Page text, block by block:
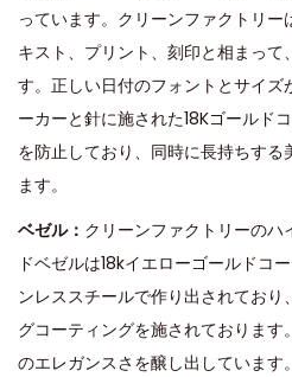
っています。クリーンファクトリ
キスト、プリント、刻印と相まって
す。正しい日付のフォントとサイズ
ーカーと針に施された18Kゴールド
を防止しており、同時に長持ちする
ます。
ベゼル： クリーンファクトリーのハ
ドベゼルは18kイエローゴールドコ
ンレススチールで作り出されてお
グコーティングを施されておりま
のエレガンスさを醸し出しています。